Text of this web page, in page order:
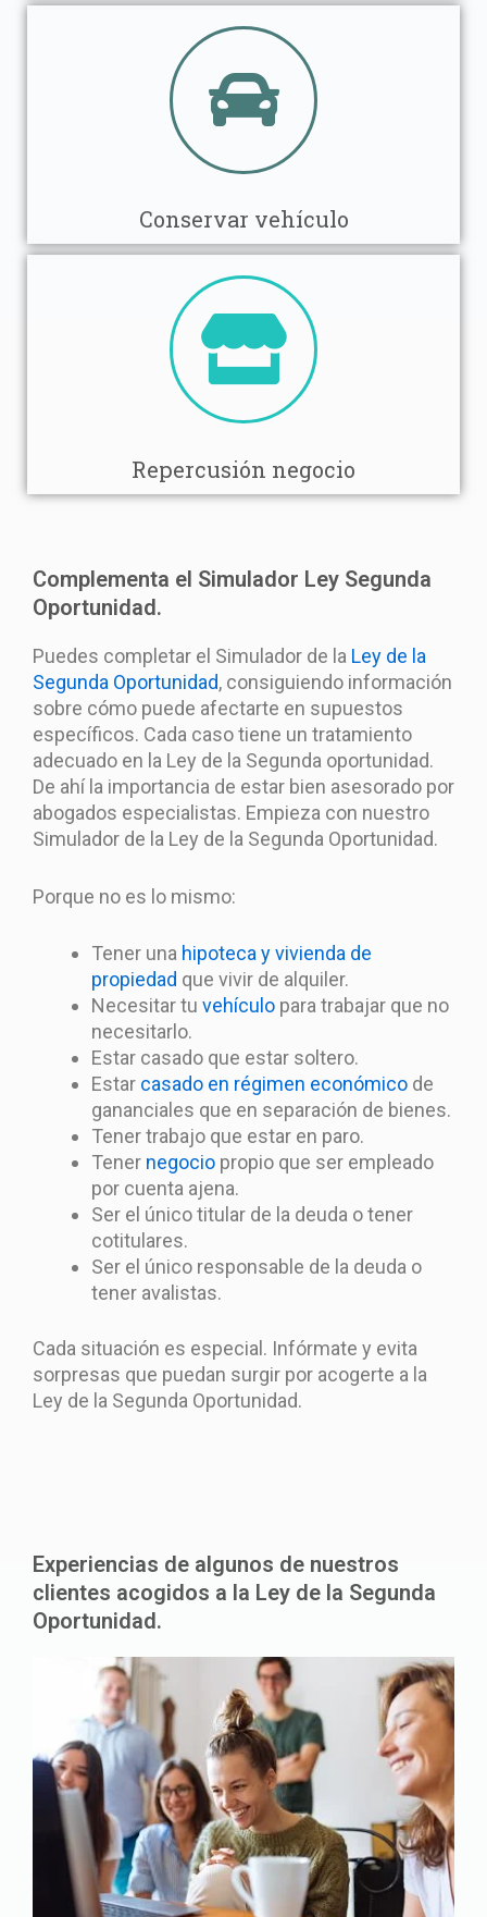
Conservar vehículo
Repercusión negocio
Complementa el Simulador Ley Segunda
Oportunidad.
Puedes completar el Simulador de la Ley de la
Segunda Oportunidad, consiguiendo información
sobre cómo puede afectarte en supuestos
específicos. Cada caso tiene un tratamiento
adecuado en la Ley de la Segunda oportunidad.
De ahí la importancia de estar bien asesorado por
abogados especialistas. Empieza con nuestro
Simulador de la Ley de la Segunda Oportunidad.
Porque no es lo mismo:
Tener una hipoteca y vivienda de
propiedad que vivir de alquiler.
Necesitar tu vehículo para trabajar que no
necesitarlo.
Estar casado que estar soltero.
Estar casado en régimen económico de
gananciales que en separación de bienes.
Tener trabajo que estar en paro.
Tener negocio propio que ser empleado
por cuenta ajena.
Ser el único titular de la deuda o tener
cotitulares.
Ser el único responsable de la deuda o
tener avalistas.
Cada situación es especial. Infórmate y evita
sorpresas que puedan surgir por acogerte a la
Ley de la Segunda Oportunidad.
Experiencias de algunos de nuestros
clientes acogidos a la Ley de la Segunda
Oportunidad.